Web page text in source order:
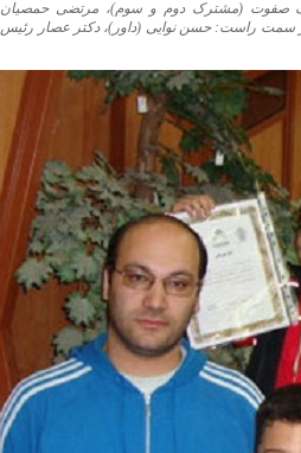
صفوت (مشترک دوم و سوم)، مرتضی حمصيان
سمت راست: حسن نوايی (داور)، دکتر عصار رئيس